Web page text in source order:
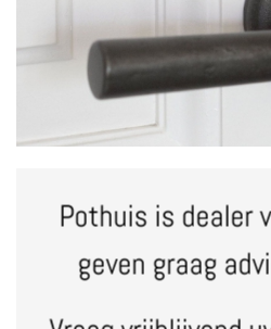
Pothuis is dealer
geven graag